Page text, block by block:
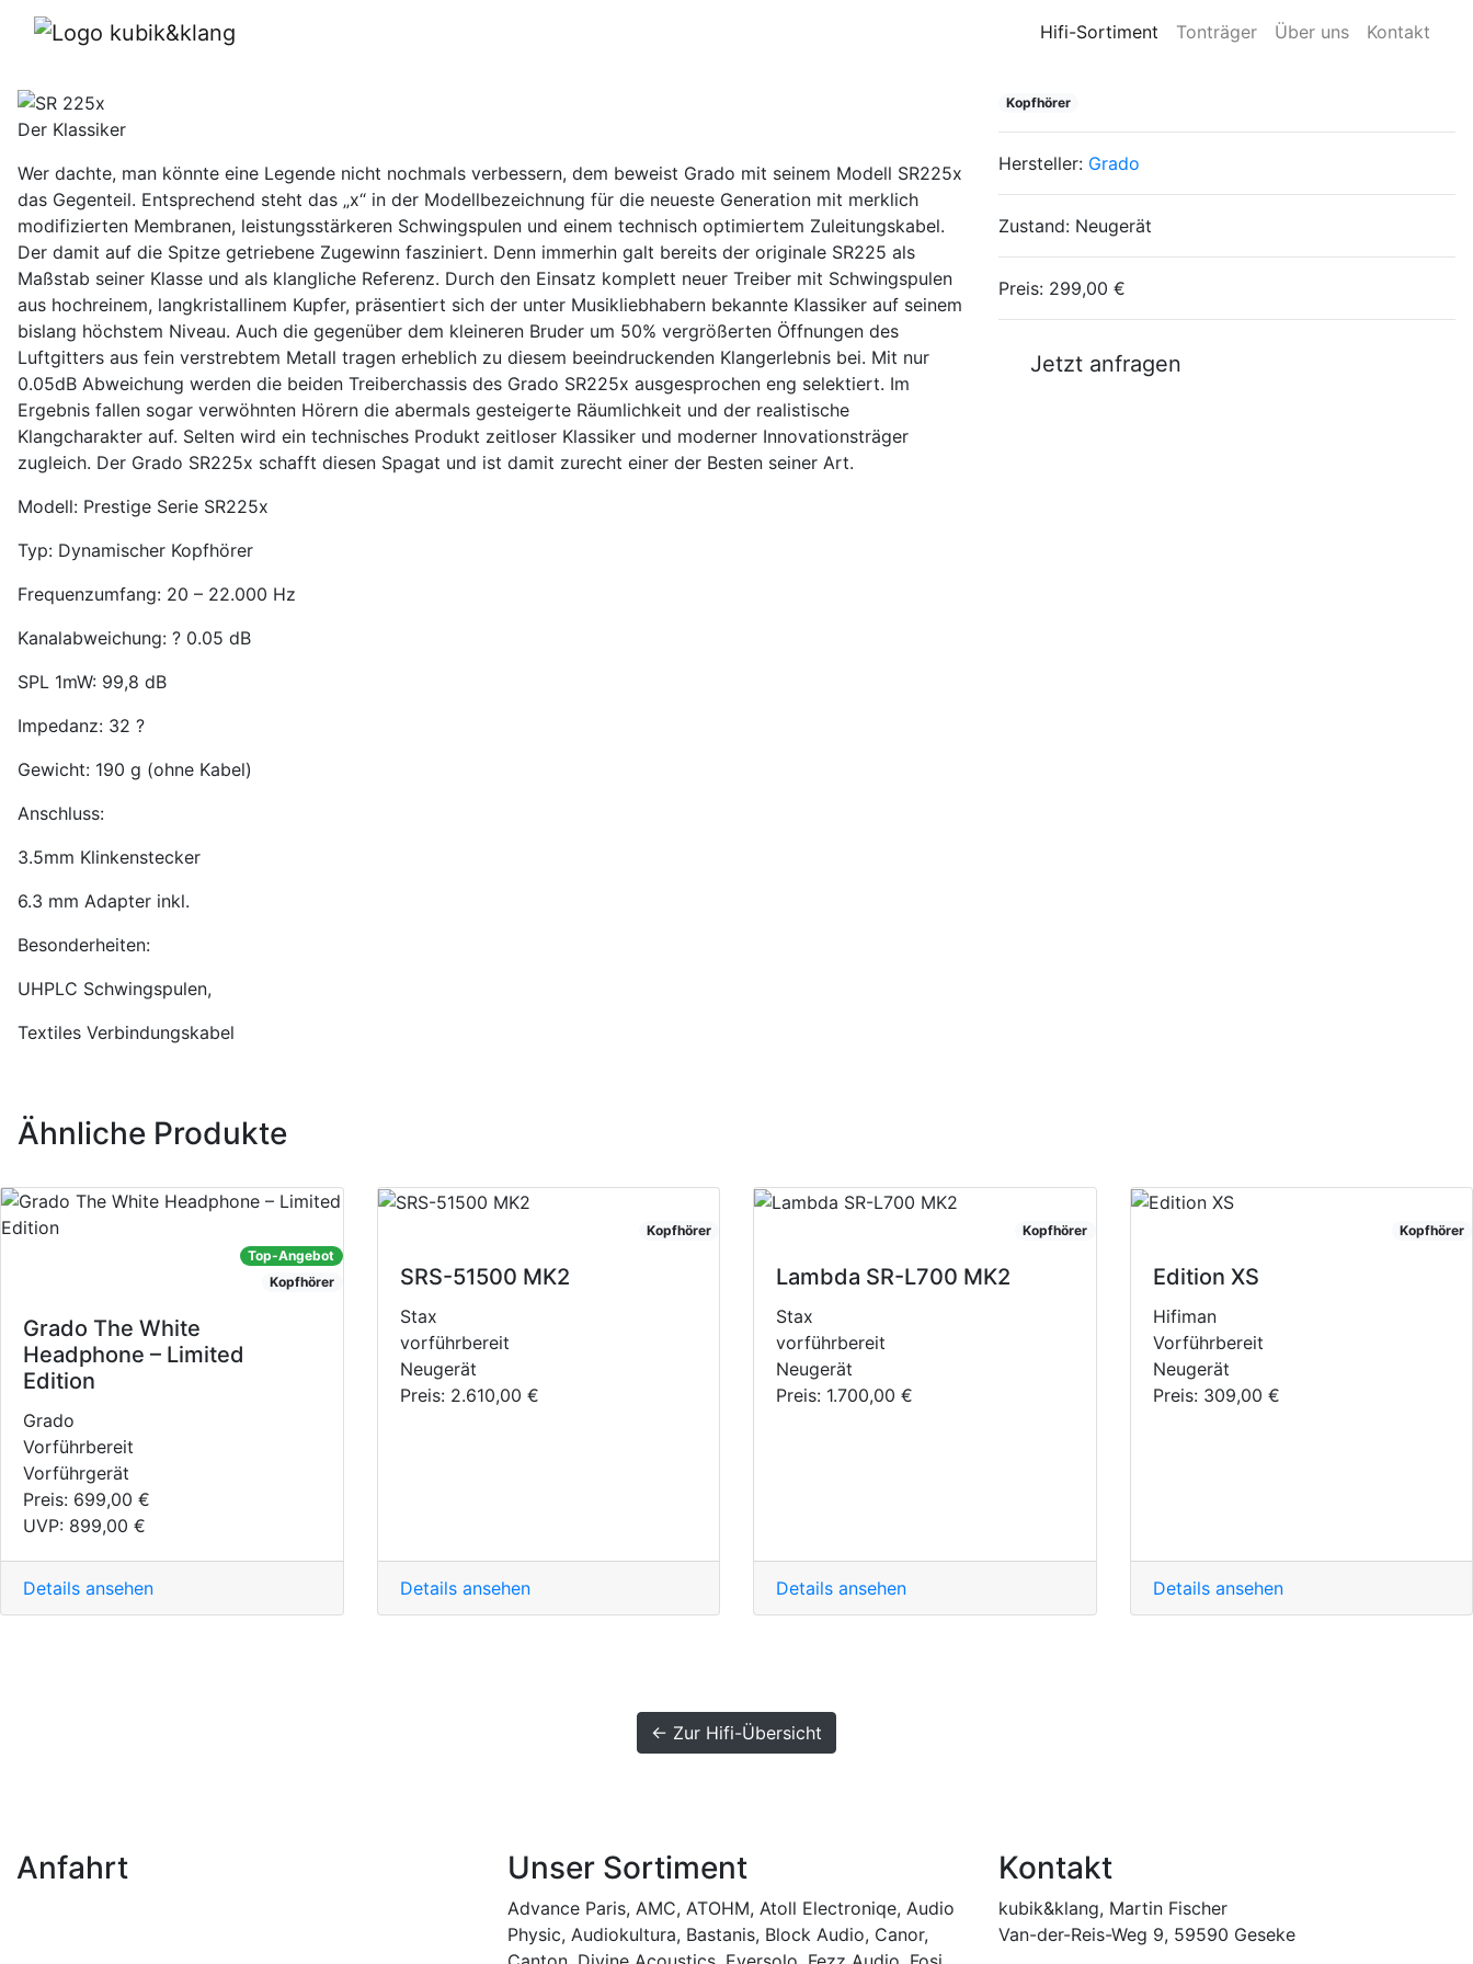
Hifi-Sortiment Tonträger Über uns Kontakt
SR 225x
Der Klassiker
Wer dachte, man könnte eine Legende nicht nochmals verbessern, dem beweist Grado mit seinem Modell SR225x
das Gegenteil. Entsprechend steht das „x“ in der Modellbezeichnung für die neueste Generation mit merklich
modifizierten Membranen, leistungsstärkeren Schwingspulen und einem technisch optimiertem Zuleitungskabel.
Der damit auf die Spitze getriebene Zugewinn fasziniert. Denn immerhin galt bereits der originale SR225 als
Maßstab seiner Klasse und als klangliche Referenz. Durch den Einsatz komplett neuer Treiber mit Schwingspulen
aus hochreinem, langkristallinem Kupfer, präsentiert sich der unter Musikliebhabern bekannte Klassiker auf seinem
bislang höchstem Niveau. Auch die gegenüber dem kleineren Bruder um 50% vergrößerten Öffnungen des
Luftgitters aus fein verstrebtem Metall tragen erheblich zu diesem beeindruckenden Klangerlebnis bei. Mit nur
0.05dB Abweichung werden die beiden Treiberchassis des Grado SR225x ausgesprochen eng selektiert. Im
Ergebnis fallen sogar verwöhnten Hörern die abermals gesteigerte Räumlichkeit und der realistische
Klangcharakter auf. Selten wird ein technisches Produkt zeitloser Klassiker und moderner Innovationsträger
zugleich. Der Grado SR225x schafft diesen Spagat und ist damit zurecht einer der Besten seiner Art.
Modell: Prestige Serie SR225x
Typ: Dynamischer Kopfhörer
Frequenzumfang: 20 – 22.000 Hz
Kanalabweichung: ? 0.05 dB
SPL 1mW: 99,8 dB
Impedanz: 32 ?
Gewicht: 190 g (ohne Kabel)
Anschluss:
3.5mm Klinkenstecker
6.3 mm Adapter inkl.
Besonderheiten:
UHPLC Schwingspulen,
Textiles Verbindungskabel
Kopfhörer
Hersteller: Grado
Zustand:Neugerät
Preis: 299,00 €
Jetzt anfragen
Ähnliche Produkte
Top-Angebot
Kopfhörer
Grado The White
Headphone – Limited
Edition
Grado
Vorführbereit
Vorführgerät
Preis: 699,00 €
UVP: 899,00 €
Details ansehen
Kopfhörer
SRS-51500 MK2
Stax
vorführbereit
Neugerät
Preis: 2.610,00 €
Details ansehen
Kopfhörer
Lambda SR-L700 MK2
Stax
vorführbereit
Neugerät
Preis: 1.700,00 €
Details ansehen
Kopfhörer
Edition XS
Hifiman
Vorführbereit
Neugerät
Preis: 309,00 €
Details ansehen
← Zur Hifi-Übersicht
Anfahrt Unser Sortiment
Advance Paris, AMC, ATOHM, Atoll Electroniqe, Audio
Physic, Audiokultura, Bastanis, Block Audio, Canor,
Kontakt
kubik&klang, Martin Fischer
Van-der-Reis-Weg 9, 59590 Geseke